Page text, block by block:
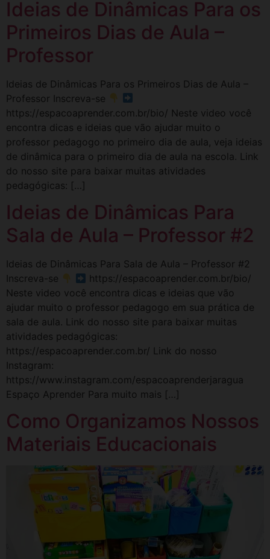
Ideias de Dinâmicas Para os
Primeiros Dias de Aula –
Professor
Ideias de Dinâmicas Para os Primeiros Dias de Aula –
Professor Inscreva-se
https://espacoaprender.com.br/bio/ Neste video você
encontra dicas e ideias que vão ajudar muito o
professor pedagogo no primeiro dia de aula, veja ideias
de dinâmica para o primeiro dia de aula na escola. Link
do nosso site para baixar muitas atividades
pedagógicas: […]
Ideias de Dinâmicas Para
Sala de Aula – Professor #2
Ideias de Dinâmicas Para Sala de Aula – Professor #2
Inscreva-se
https://espacoaprender.com.br/bio/
Neste video você encontra dicas e ideias que vão
ajudar muito o professor pedagogo em sua prática de
sala de aula. Link do nosso site para baixar muitas
atividades pedagógicas:
https://espacoaprender.com.br/ Link do nosso
Instagram:
https://www.instagram.com/espacoaprenderjaragua
Espaço Aprender Para muito mais […]
Como Organizamos Nossos
Materiais Educacionais